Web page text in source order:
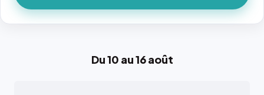
Du 10 au 16 août